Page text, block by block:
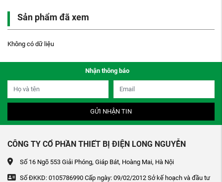
Sản phẩm đã xem
Không có dữ liệu
Nhận thông báo
GỬI NHẬN TIN
CÔNG TY CỔ PHẦN THIẾT BỊ ĐIỆN LONG NGUYỄN
Số 16 Ngõ 553 Giải Phóng, Giáp Bát, Hoàng Mai, Hà Nội
Số ĐKKD: 0105786990 Cấp ngày: 09/02/2012 Sở kế hoạch và đầu tư